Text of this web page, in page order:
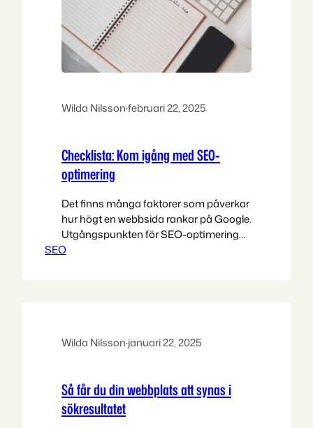
Wilda Nilsson·februari 22, 2025
Checklista: Kom igång med SEO-
optimering
Det finns många faktorer som påverkar
hur högt en webbsida rankar på Google.
Utgångspunkten för SEO-optimering
bör vara att skapa en användarvänlig
Google. Hur rankar man högt…
SEO
Wilda Nilsson·januari 22, 2025
Så får du din webbplats att synas i
sökresultatet